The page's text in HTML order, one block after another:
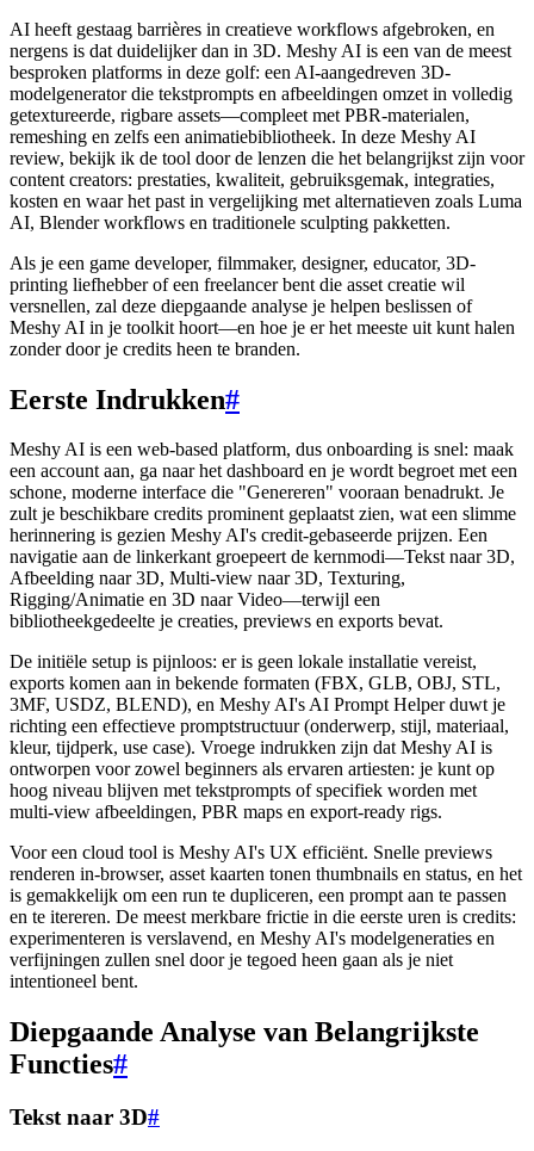
AI heeft gestaag barrières in creatieve workflows afgebroken, en
nergens is dat duidelijker dan in 3D. Meshy AI is een van de meest
besproken platforms in deze golf: een AI-aangedreven 3D-
modelgenerator die tekstprompts en afbeeldingen omzet in volledig
getextureerde, rigbare assets—compleet met PBR-materialen,
remeshing en zelfs een animatiebibliotheek. In deze Meshy AI
review, bekijk ik de tool door de lenzen die het belangrijkst zijn voor
content creators: prestaties, kwaliteit, gebruiksgemak, integraties,
kosten en waar het past in vergelijking met alternatieven zoals Luma
AI, Blender workflows en traditionele sculpting pakketten.
Als je een game developer, filmmaker, designer, educator, 3D-
printing liefhebber of een freelancer bent die asset creatie wil
versnellen, zal deze diepgaande analyse je helpen beslissen of
Meshy AI in je toolkit hoort—en hoe je er het meeste uit kunt halen
zonder door je credits heen te branden.
Eerste Indrukken#
Meshy AI is een web-based platform, dus onboarding is snel: maak
een account aan, ga naar het dashboard en je wordt begroet met een
schone, moderne interface die "Genereren" vooraan benadrukt. Je
zult je beschikbare credits prominent geplaatst zien, wat een slimme
herinnering is gezien Meshy AI's credit-gebaseerde prijzen. Een
navigatie aan de linkerkant groepeert de kernmodi—Tekst naar 3D,
Afbeelding naar 3D, Multi-view naar 3D, Texturing,
Rigging/Animatie en 3D naar Video—terwijl een
bibliotheekgedeelte je creaties, previews en exports bevat.
De initiële setup is pijnloos: er is geen lokale installatie vereist,
exports komen aan in bekende formaten (FBX, GLB, OBJ, STL,
3MF, USDZ, BLEND), en Meshy AI's AI Prompt Helper duwt je
richting een effectieve promptstructuur (onderwerp, stijl, materiaal,
kleur, tijdperk, use case). Vroege indrukken zijn dat Meshy AI is
ontworpen voor zowel beginners als ervaren artiesten: je kunt op
hoog niveau blijven met tekstprompts of specifiek worden met
multi-view afbeeldingen, PBR maps en export-ready rigs.
Voor een cloud tool is Meshy AI's UX efficiënt. Snelle previews
renderen in-browser, asset kaarten tonen thumbnails en status, en het
is gemakkelijk om een run te dupliceren, een prompt aan te passen
en te itereren. De meest merkbare frictie in die eerste uren is credits:
experimenteren is verslavend, en Meshy AI's modelgeneraties en
verfijningen zullen snel door je tegoed heen gaan als je niet
intentioneel bent.
Diepgaande Analyse van Belangrijkste
Functies#
Tekst naar 3D#